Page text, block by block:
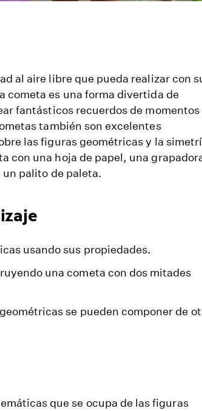
al aire libre que pueda realizar con
cometa es una forma divertida de
fantásticos recuerdos de momentos
también son excelentes
las figuras geométricas y la
con una hoja de papel, una
palito de paleta.
usando sus propiedades.
una cometa con dos mitades
se pueden componer de
que se ocupa de las figuras